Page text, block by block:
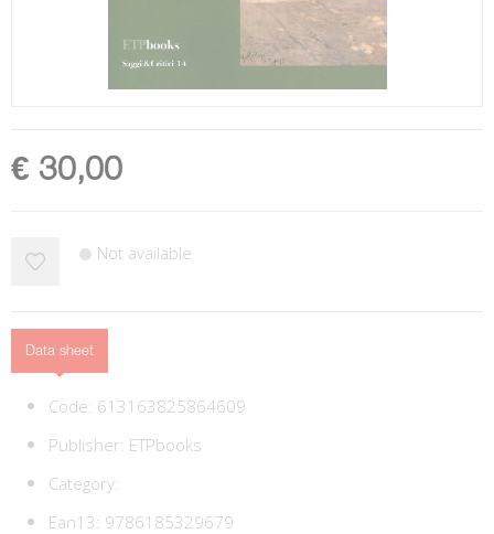
€ 30,00
Not available
Data sheet
Code: 613163825864609
Publisher: ETPbooks
Category:
Ean13: 9786185329679